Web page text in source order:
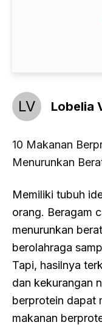
LV Lobelia
10 Makanan
Menurunkan
Memiliki tubuh
orang. Beragam
menurunkan
berolahraga
Tapi, hasilnya
dan kekurangan
berprotein dapat
makanan